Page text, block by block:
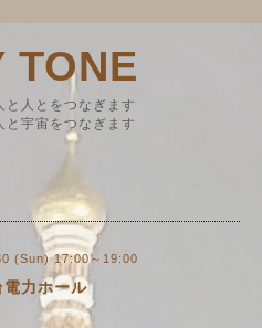
TONE
と人とをつなぎます
と宇宙をつなぎます
(Sun) 17:00～19:00
力ホール